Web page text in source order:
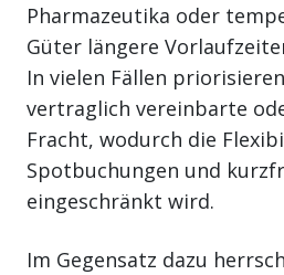
Pharmazeutika oder
Güter längere
In vielen Fällen
vertraglich vereinbarte
Fracht, wodurch die
Spotbuchungen und
eingeschränkt wird.
Im Gegensatz dazu